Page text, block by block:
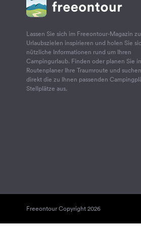
Lassen Sie sich im Freeontour-Magazin
Urlaubszielen inspirieren und holen Sie
nützliche Informationen rund um Ihren
Campingurlaub. Finden oder planen Sie
Routenplaner Ihre Traumroute und
direkt die zu Ihnen passenden
Stellplätze aus.
Freeontour Copyright 2026